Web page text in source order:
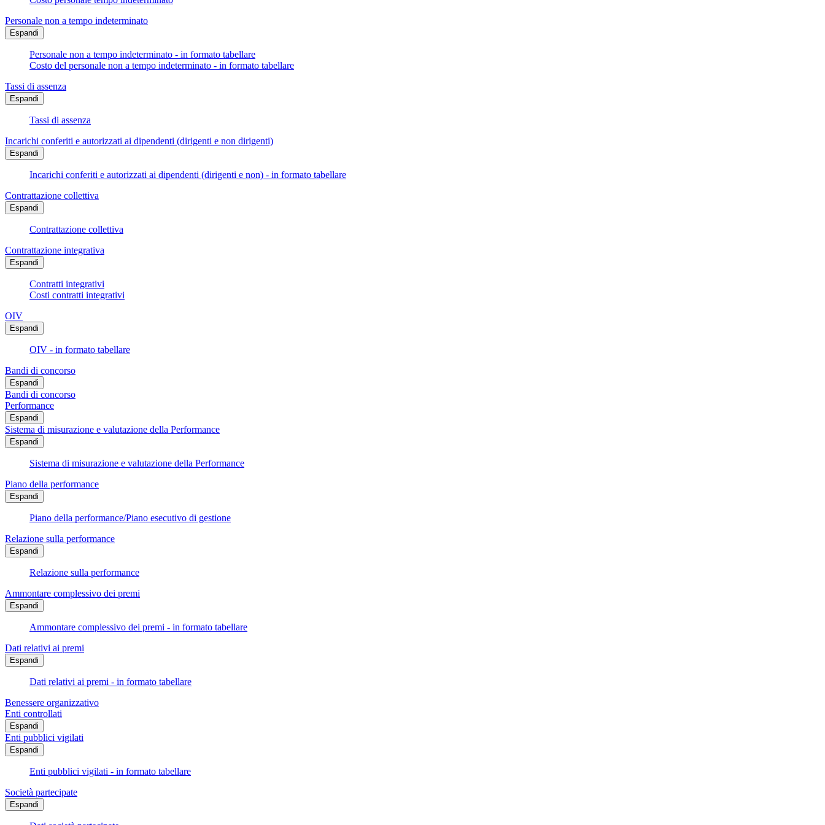
Personale non a tempo indeterminato
Espandi
Personale non a tempo indeterminato - in formato tabellare
Costo del personale non a tempo indeterminato - in formato tabellare
Tassi di assenza
Espandi
Tassi di assenza
Incarichi conferiti e autorizzati ai dipendenti (dirigenti e non dirigenti)
Espandi
Incarichi conferiti e autorizzati ai dipendenti (dirigenti e non) - in formato tabellare
Contrattazione collettiva
Espandi
Contrattazione collettiva
Contrattazione integrativa
Espandi
Contratti integrativi
Costi contratti integrativi
OIV
Espandi
OIV - in formato tabellare
Bandi di concorso
Espandi
Bandi di concorso
Performance
Espandi
Sistema di misurazione e valutazione della Performance
Espandi
Sistema di misurazione e valutazione della Performance
Piano della performance
Espandi
Piano della performance/Piano esecutivo di gestione
Relazione sulla performance
Espandi
Relazione sulla performance
Ammontare complessivo dei premi
Espandi
Ammontare complessivo dei premi - in formato tabellare
Dati relativi ai premi
Espandi
Dati relativi ai premi - in formato tabellare
Benessere organizzativo
Enti controllati
Espandi
Enti pubblici vigilati
Espandi
Enti pubblici vigilati - in formato tabellare
Società partecipate
Espandi